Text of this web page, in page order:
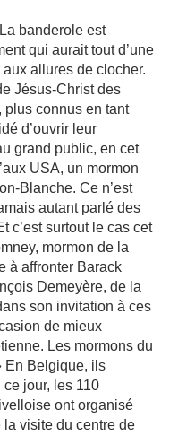
banderole est
qui aurait tout d’une
allures de clocher.
Jésus-Christ des
plus connus en tant
d’ouvrir leur
grand public, en cet
USA, un mormon
Blanche. Ce n’est
autant parlé des
c’est surtout le cas cet
mormon de la
à affronter Barack
Demeyère, de la
son invitation à ces
de mieux
Les mormons du
En Belgique, ils
jour, les 110
ont organisé
visite du centre de